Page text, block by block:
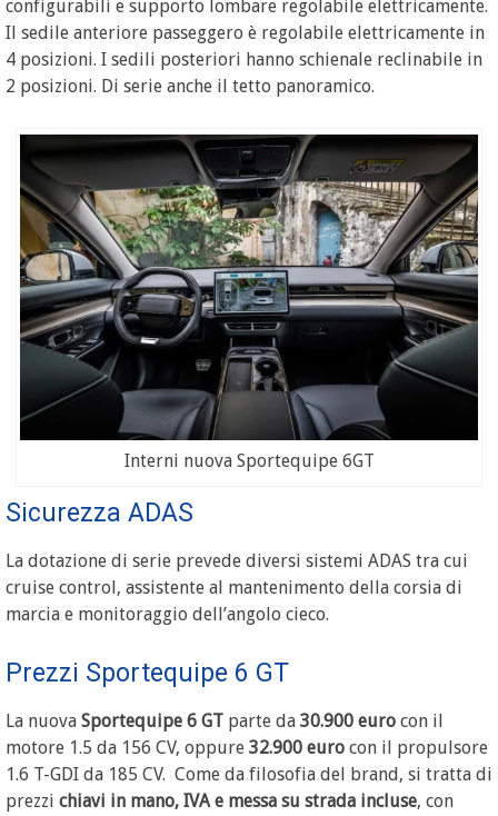
configurabili e supporto lombare regolabile elettricamente.
Il sedile anteriore passeggero è regolabile elettricamente in
4 posizioni. I sedili posteriori hanno schienale reclinabile in
2 posizioni. Di serie anche il tetto panoramico.
Interni nuova Sportequipe 6GT
Sicurezza ADAS
La dotazione di serie prevede diversi sistemi ADAS tra cui
cruise control, assistente al mantenimento della corsia di
marcia e monitoraggio dell’angolo cieco.
Prezzi Sportequipe 6 GT
La nuova Sportequipe 6 GT parte da 30.900 euro con il
motore 1.5 da 156 CV, oppure 32.900 euro con il propulsore
1.6 T-GDI da 185 CV. Come da filosofia del brand, si tratta di
prezzi chiavi in mano, IVA e messa su strada incluse, con